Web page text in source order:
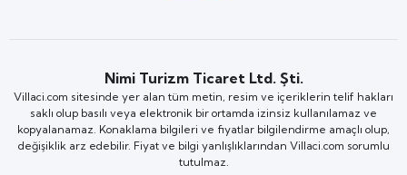
Nimi Turizm Ticaret Ltd. Şti.
Villaci.com sitesinde yer alan tüm metin, resim ve içeriklerin telif hakları
saklı olup basılı veya elektronik bir ortamda izinsiz kullanılamaz ve
kopyalanamaz. Konaklama bilgileri ve fiyatlar bilgilendirme amaçlı olup,
değişiklik arz edebilir. Fiyat ve bilgi yanlışlıklarından Villaci.com sorumlu
tutulmaz.